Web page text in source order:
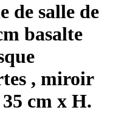
de salle de
basalte
, miroir
cm x H.